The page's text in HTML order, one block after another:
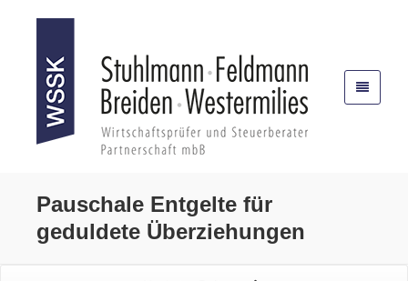
Pauschale Entgelte für
geduldete Überziehungen